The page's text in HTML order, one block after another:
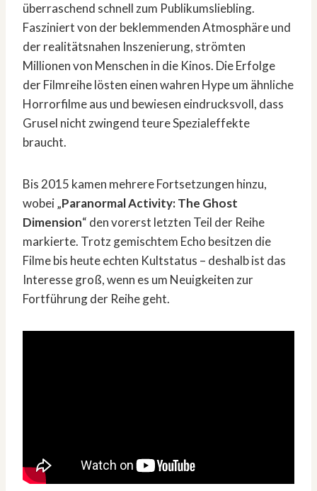
überraschend schnell zum Publikumsliebling.
Fasziniert von der beklemmenden Atmosphäre und
der realitätsnahen Inszenierung, strömten
Millionen von Menschen in die Kinos. Die Erfolge
der Filmreihe lösten einen wahren Hype um ähnliche
Horrorfilme aus und bewiesen eindrucksvoll, dass
Grusel nicht zwingend teure Spezialeffekte
braucht.
Bis 2015 kamen mehrere Fortsetzungen hinzu,
wobei „Paranormal Activity: The Ghost
Dimension“ den vorerst letzten Teil der Reihe
markierte. Trotz gemischtem Echo besitzen die
Filme bis heute echten Kultstatus – deshalb ist das
Interesse groß, wenn es um Neuigkeiten zur
Fortführung der Reihe geht.